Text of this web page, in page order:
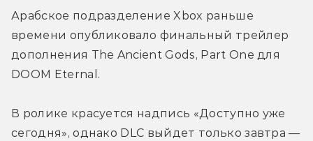
Арабское подразделение Xbox раньше
времени опубликовало финальный трейлер
дополнения The Ancient Gods, Part One для
DOOM Eternal.
В ролике красуется надпись «Доступно уже
сегодня», однако DLC выйдет только завтра —